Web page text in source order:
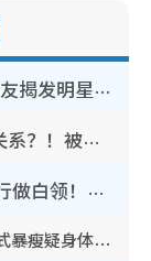
8大最没礼貌艺人名单被疯传！网友揭发明星真面目，一致数落这一位是无品天花板？
叶泓文拍拖一周年亲口否认情侣关系？！被质疑感情造假竟称GM“普通同事”
《爱·回家》36岁男艺人宣布转行做白领！卸下艺人身份回归素人平淡生活
33岁女歌手突然宣布全面停工！断崖式暴瘦疑身体亮红灯！声明曝：将暂时淡出